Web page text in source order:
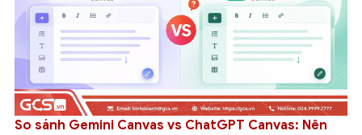
So sánh Gemini Canvas vs ChatGPT Canvas: Nên